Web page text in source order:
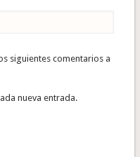
siguientes comentarios a
nueva entrada.